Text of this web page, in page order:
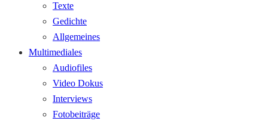
Texte
Gedichte
Allgemeines
Multimediales
Audiofiles
Video Dokus
Interviews
Fotobeiträge